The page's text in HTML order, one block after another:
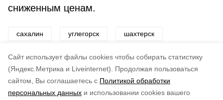
Cайт использует файлы cookies чтобы собирать статистику
(Яндекс.Метрика и Liveinternet).
Продолжая пользоваться
сайтом, Вы соглашаетесь с Политикой обработки
персональных данных и использовании cookies вашего
Подписывайтесь на наш Telegram
канал
сниженным ценам.
сахалин углегорск шахтерск
углегорский район рыба